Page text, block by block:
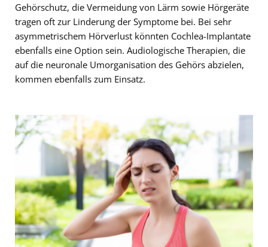
Gehörschutz, die Vermeidung von Lärm sowie Hörgeräte
tragen oft zur Linderung der Symptome bei. Bei sehr
asymmetrischem Hörverlust könnten Cochlea-Implantate
ebenfalls eine Option sein. Audiologische Therapien, die
auf die neuronale Umorganisation des Gehörs abzielen,
kommen ebenfalls zum Einsatz.